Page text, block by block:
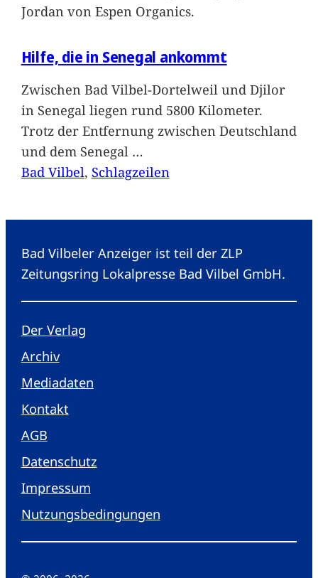
Jordan von Espen Organics.
Hilfe, die in Senegal ankommt
Zwischen Bad Vilbel-Dortelweil und Djilor
in Senegal liegen rund 5800 Kilometer.
Trotz der Entfernung zwischen Deutschland
und dem Senegal …
Bad Vilbel, Schlagzeilen
Bad Vilbeler Anzeiger ist teil der ZLP
Zeitungsring Lokalpresse Bad Vilbel GmbH.
Der Verlag
Archiv
Mediadaten
Kontakt
AGB
Datenschutz
Impressum
Nutzungsbedingungen